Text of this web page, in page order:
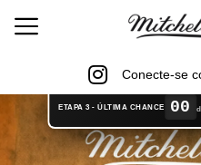
Conecte-se
ETAPA 3 - ÚLTIMA CHANCE 00